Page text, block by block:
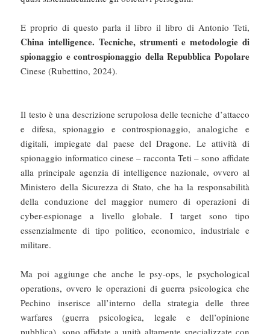
E proprio di questo parla il libro il libro di Antonio Teti,
China intelligence. Tecniche, strumenti e metodologie di
spionaggio e controspionaggio della Repubblica Popolare
Cinese (Rubettino, 2024).
Il testo è una descrizione scrupolosa delle tecniche d’attacco
e difesa, spionaggio e controspionaggio, analogiche e
digitali, impiegate dal paese del Dragone. Le attività di
spionaggio informatico cinese – racconta Teti – sono affidate
alla principale agenzia di intelligence nazionale, ovvero al
Ministero della Sicurezza di Stato, che ha la responsabilità
della conduzione del maggior numero di operazioni di
cyber-espionage a livello globale. I target sono tipo
essenzialmente di tipo politico, economico, industriale e
militare.
Ma poi aggiunge che anche le psy-ops, le psychological
operations, ovvero le operazioni di guerra psicologica che
Pechino inserisce all’interno della strategia delle three
warfares (guerra psicologica, legale e dell’opinione